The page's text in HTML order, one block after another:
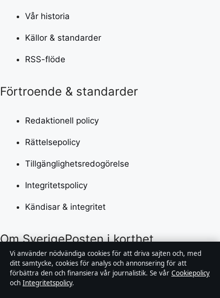
Vår historia
Källor & standarder
RSS-flöde
Förtroende & standarder
Redaktionell policy
Rättelsepolicy
Tillgänglighetsredogörelse
Integritetspolicy
Kändisar & integritet
Om SverigePosten i korthet
SverigePosten är en oberoende svensk digital
nyhetssajt med fokus på film, tv, kultur och
nöjesnyheter. Varje artikel har en namngiven byline,
Vi använder nödvändiga cookies för att driva sajten och, med
ditt samtycke, cookies för analys och annonsering för att
förbättra den och finansiera vår journalistik. Se vår Cookiepolicy
och Integritetspolicy.